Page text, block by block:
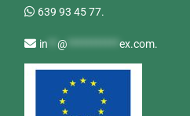
639 93 45 77.
in **@ ***********ex.com.